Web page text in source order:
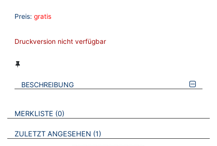
Preis: gratis
Druckversion nicht verfügbar
BESCHREIBUNG
VERWEISE AUF VERMERKTE- ODER ZULETZT ANGESEHENE
MERKLISTE 0 BROSCHÜREN
ZULETZT ANGESEHEN 1 BROSCHÜREN